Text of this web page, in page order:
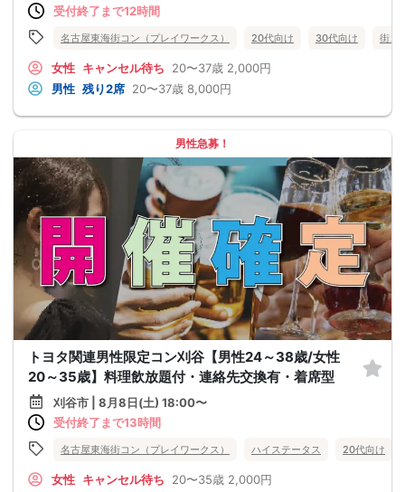
受付終了まで12時間
名古屋東海街コン（プレイワークス） 20代向け 30代向け 街コ
女性 キャンセル待ち 20〜37歳 2,000円
男性 残り2席 20〜37歳 8,000円
男性急募！
トヨタ関連男性限定コン刈谷【男性24～38歳/女性
20～35歳】料理飲放題付・連絡先交換有・着席型
刈谷市 | 8月8日(土) 18:00〜
受付終了まで13時間
名古屋東海街コン（プレイワークス） ハイステータス 20代向け
女性 キャンセル待ち 20〜35歳 2,000円